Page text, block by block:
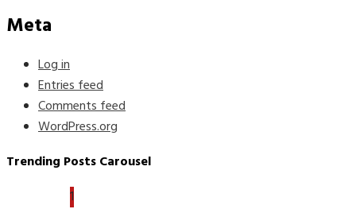
Meta
Log in
Entries feed
Comments feed
WordPress.org
Trending Posts Carousel
1